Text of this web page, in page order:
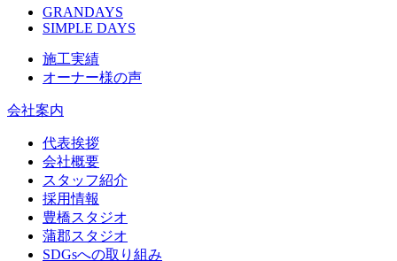
GRANDAYS
SIMPLE DAYS
施工実績
オーナー様の声
会社案内
代表挨拶
会社概要
スタッフ紹介
採用情報
豊橋スタジオ
蒲郡スタジオ
SDGsへの取り組み